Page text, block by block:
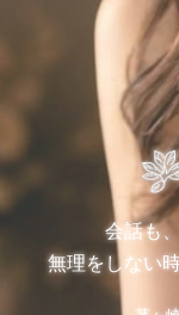
会話も
無理をしない